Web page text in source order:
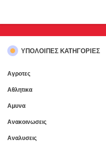
ΥΠΌΛΟΙΠΕΣ ΚΑΤΗΓΟΡΊΕΣ
Αγροτες
Αθλητικα
Αμυνα
Ανακοινωσεις
Αναλυσεις